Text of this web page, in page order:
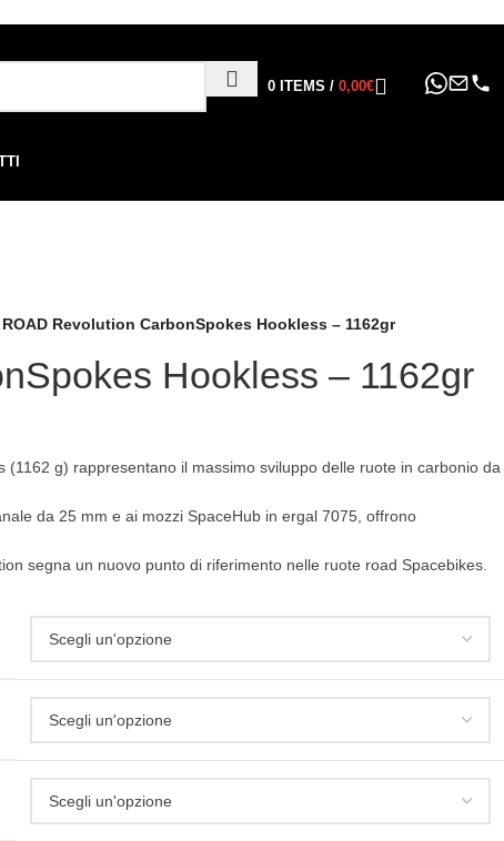
0 ITEMS / 0,00€
ROAD Revolution CarbonSpokes Hookless – 1162gr
Hookless – 1162gr
g) rappresentano il massimo sviluppo delle ruote in carbonio da
da 25 mm e ai mozzi SpaceHub in ergal 7075, offrono
segna un nuovo punto di riferimento nelle ruote road Spacebikes.